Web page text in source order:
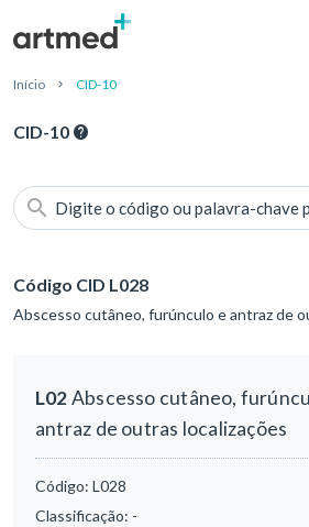
Início CID-10
CID-10
Digite o código ou palavra-chave
Código CID L028
Abscesso cutâneo, furúnculo e antraz de
L02Abscesso cutâneo,
antraz de outras localizações
Código: L028
Classificação: -